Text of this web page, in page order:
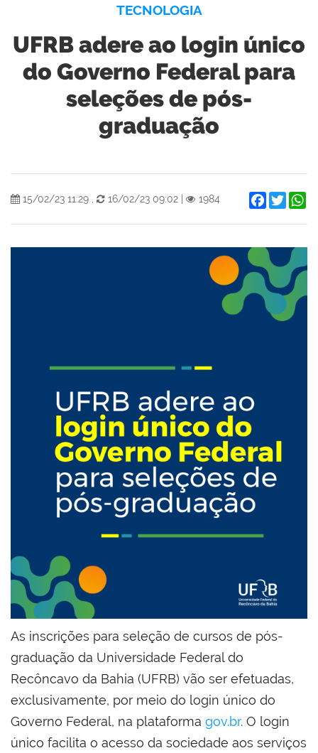
TECNOLOGIA
UFRB adere ao login único
do Governo Federal para
seleções de pós-
graduação
15/02/23 11:29 , 16/02/23 09:02 1984 Facebook
Twitter
As inscrições para seleção de cursos de pós-
graduação da Universidade Federal do
Recôncavo da Bahia (UFRB) vão ser efetuadas,
exclusivamente, por meio do login único do
Governo Federal, na plataforma gov.br. O login
único facilita o acesso da sociedade aos serviços